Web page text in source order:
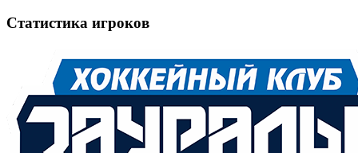
Статистика игроков